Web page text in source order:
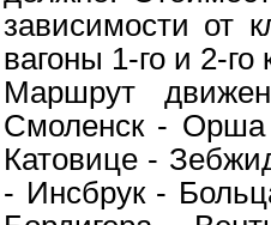
зависимости от
вагоны 1-го и 2-
Маршрут
Смоленск -
Катовице -
- Инсбрук -